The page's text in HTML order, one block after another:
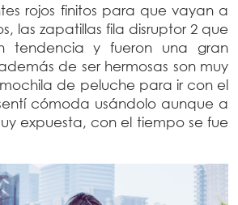
rojos finitos para que vayan a
las zapatillas fila disruptor 2 que
tendencia y fueron una gran
de ser hermosas son muy
de peluche para ir con el
cómoda usándolo aunque a
expuesta, con el tiempo se fue